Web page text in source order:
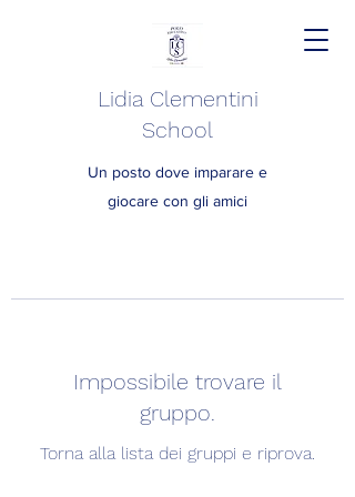
Lidia Clementini
School
Un posto dove imparare e
giocare con gli amici
Impossibile trovare il
gruppo.
Torna alla lista dei gruppi e riprova.